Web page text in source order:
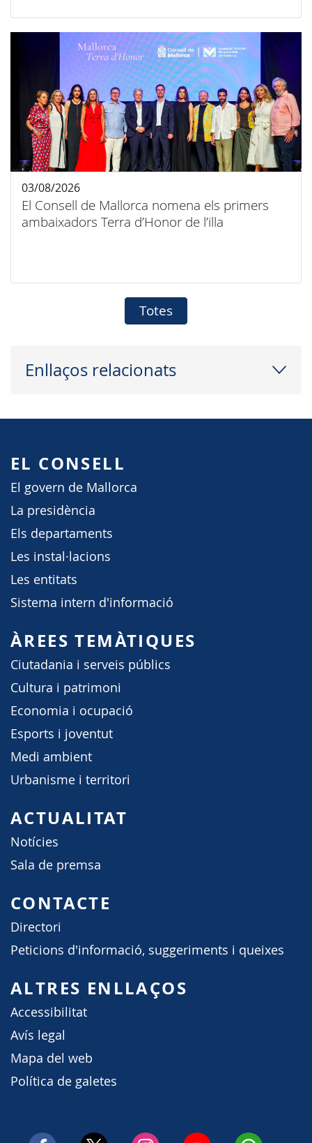
El Consell de Mallorca nomena els primers
ambaixadors Terra d’Honor de l’illa
03/08/2026
Totes
Enllaços relacionats
EL CONSELL
El govern de Mallorca
La presidència
Els departaments
Les instal·lacions
Les entitats
Sistema intern d'informació
ÀREES TEMÀTIQUES
Ciutadania i serveis públics
Cultura i patrimoni
Economia i ocupació
Esports i joventut
Medi ambient
Urbanisme i territori
ACTUALITAT
Notícies
Sala de premsa
CONTACTE
Directori
Peticions d'informació, suggeriments i queixes
ALTRES ENLLAÇOS
Accessibilitat
Avís legal
Mapa del web
Política de galetes